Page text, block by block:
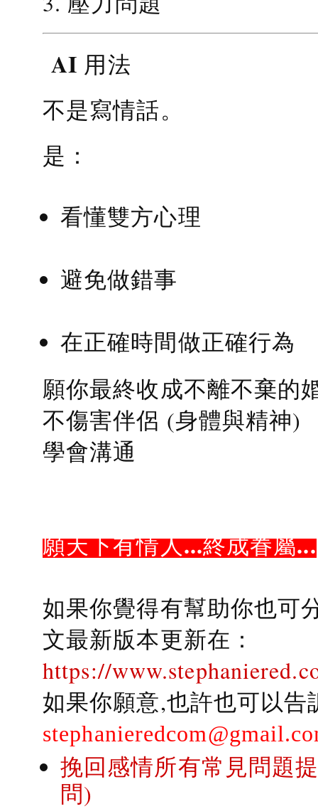
AI 用法
不是寫情話。
是：
看懂雙方心理
避免做錯事
在正確時間做正確行為
願你最終收成不離不棄的
不傷害伴侶 (身體與精神)
學會溝通
願天下有情人...終成眷屬...
如果你覺得有幫助你也可
文最新版本更新在：
https://
如果你願意,也許也可以
挽回感情所有常見問題
問)